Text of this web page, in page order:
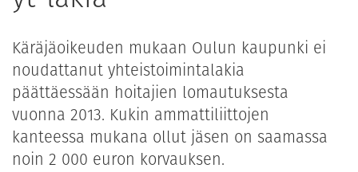
Käräjäoikeuden mukaan Oulun kaupunki ei
noudattanut yhteistoimintalakia
päättäessään hoitajien lomautuksesta
vuonna 2013. Kukin ammattiliittojen
kanteessa mukana ollut jäsen on saamassa
noin 2 000 euron korvauksen.